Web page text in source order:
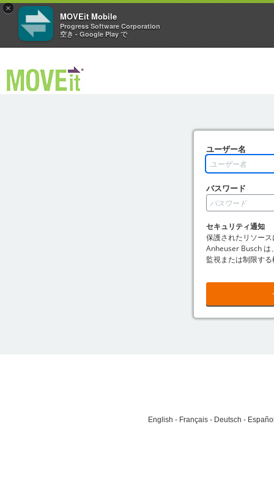
×
MOVEit Mobile
Progress Software Corporation
空き - Google Play で
ユーザー名
パスワード
セキュリティ通知
保護されたリソー
Anheuser Busch は
監視または制限す
English Français Deutsch